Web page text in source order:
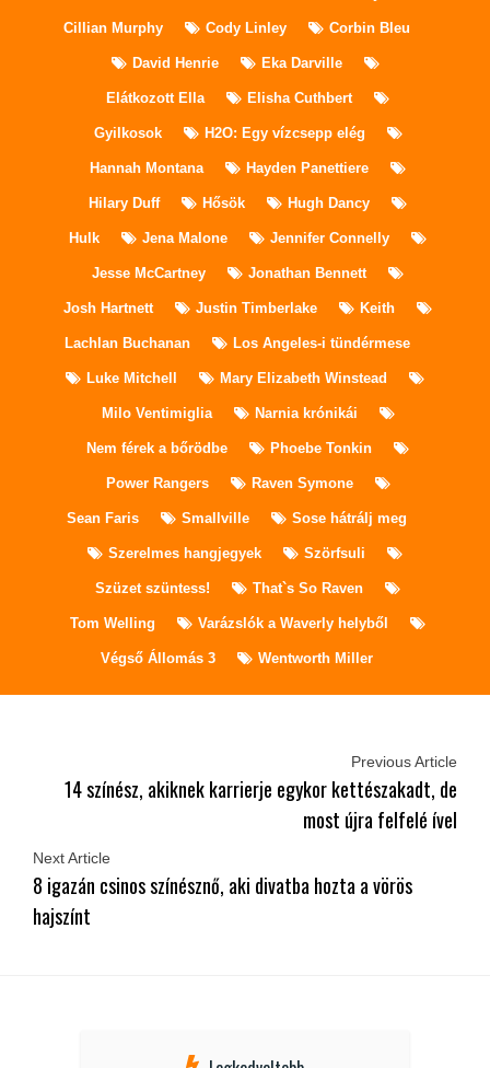
Cillian Murphy Cody Linley Corbin Bleu
David Henrie Eka Darville
Elátkozott Ella Elisha Cuthbert
Gyilkosok H2O: Egy vízcsepp elég
Hannah Montana Hayden Panettiere
Hilary Duff Hősök Hugh Dancy
Hulk Jena Malone Jennifer Connelly
Jesse McCartney Jonathan Bennett
Josh Hartnett Justin Timberlake Keith
Lachlan Buchanan Los Angeles-i tündérmese
Luke Mitchell Mary Elizabeth Winstead
Milo Ventimiglia Narnia krónikái
Nem férek a bőrödbe Phoebe Tonkin
Power Rangers Raven Symone
Sean Faris Smallville Sose hátrálj meg
Szerelmes hangjegyek Szörfsuli
Szüzet szüntess! That`s So Raven
Tom Welling Varázslók a Waverly helyből
Végső Állomás 3 Wentworth Miller
Previous Article
14 színész, akiknek karrierje egykor kettészakadt, de
most újra felfelé ível
Next Article
8 igazán csinos színésznő, aki divatba hozta a vörös
hajszínt